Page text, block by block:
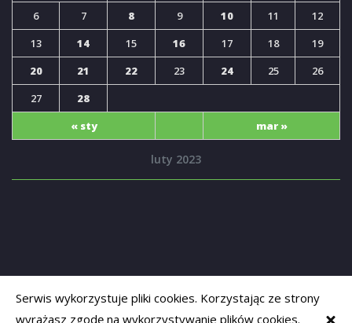
luty 2023
« sty mar »
6
7 8 9 10 11
12
13
14 15 16 17 18
19
20
21 22 23 24 25
26
27
28
Serwis wykorzystuje pliki cookies. Korzystając ze strony
wyrażasz zgodę na wykorzystywanie plików cookies.